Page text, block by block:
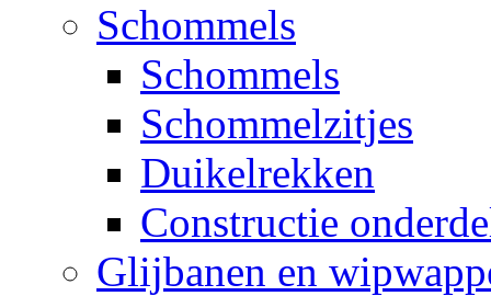
Schommels
Schommels
Schommelzitjes
Duikelrekken
Constructie
Glijbanen en